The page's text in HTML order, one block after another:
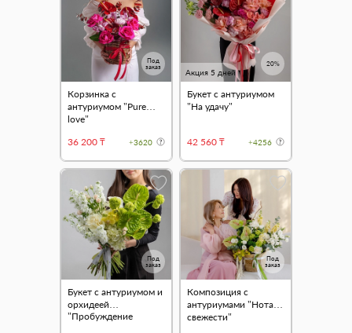
Под
заказ
Корзинка с
антуриумом "Pure
love"
36 200 ₸
+3620
Акция 5 дней
20%
Букет с антуриумом
"На удачу"
42 560 ₸ +4256
Под
заказ
Букет с антуриумом и
орхидеей
"Пробуждение
Под
заказ
Композиция с
антуриумами "Нота
свежести"